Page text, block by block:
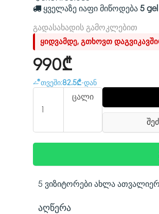
ყველაზე იაფი მიწოდება 5 gel
გადასახადის გამოკლებით
ყიდვამდე, გთხოვთ
990₾
თვეში:82.5₾-დან
ცალი
5 ვიზიტორები ახლა
ᲐᲦᲬᲔᲠᲐ